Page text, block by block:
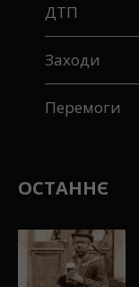
ДТП
Заходи
Перемоги
ОСТАННЄ